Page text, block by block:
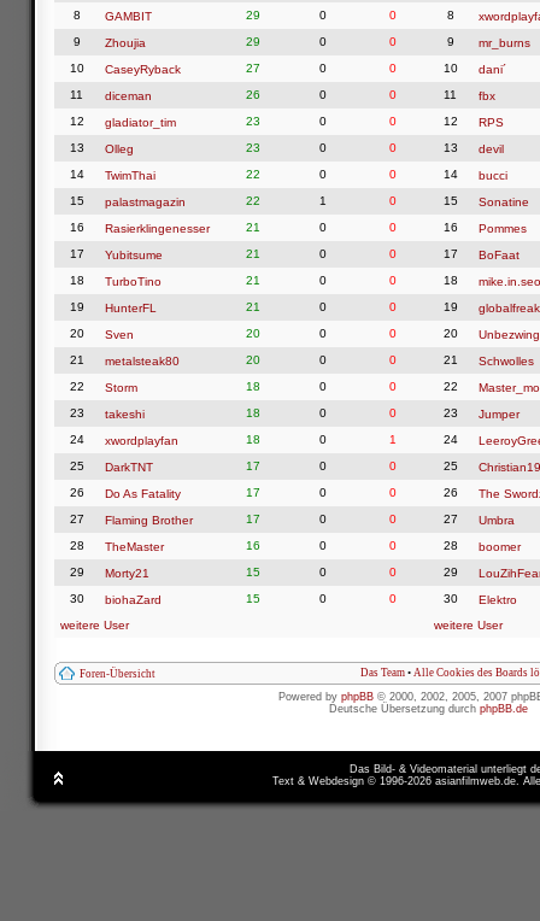
8
GAMBIT 29 0
0
9
Zhoujia 29 0
0
10
CaseyRyback 27 0
0
11
diceman 26 0
0
12
gladiator_tim 23 0
0
13
Olleg 23 0
0
14
TwimThai 22 0
0
15
palastmagazin 22 1
0
16
Rasierklingenesser 21 0
0
17
Yubitsume 21 0
0
18
TurboTino 21 0
0
19
HunterFL 21 0
0
20
Sven 20 0
0
21
metalsteak80 20 0
0
22
Storm 18 0
0
23
takeshi 18 0
0
24
xwordplayfan 18 0
1
25
DarkTNT 17 0
0
26
Do As Fatality 17 0
0
27
Flaming Brother 17 0
0
28
TheMaster 16 0
0
29
Morty21 15 0
0
30
biohaZard 15 0
0
weitere User
8
9
mr_burns
10
dani´
11
fbx
12
RPS
13
devil
14
bucci
15
Sonatine
16
Pommes
17
BoFaat
18
19
globalfreak
20
21
Schwolles
22
Master_mo
23
Jumper
24
25
26
The
27
Umbra
28
boomer
29
30
Elektro
weitere User
Foren-Übersicht Das Team • Alle Cookies des Boards
Powered by phpBB © 2000, 2002, 2005, 2007
Deutsche Übersetzung durch phpBB.de
Das Bild- & Videomaterial unterliegt
Text & Webdesign © 1996-2026 asianfilmweb.de.